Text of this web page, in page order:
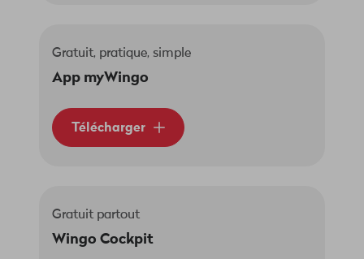
Gratuit, pratique, simple
App myWingo
Télécharger
Gratuit partout
Wingo Cockpit